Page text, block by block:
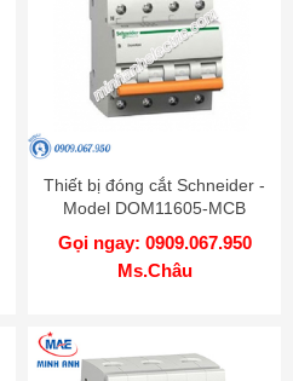
Thiết bị đóng cắt Schneider -
Model DOM11605-MCB
Gọi ngay: 0909.067.950
Ms.Châu